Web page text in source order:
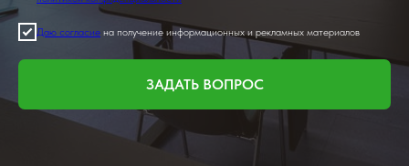
Даю согласие на получение информационных и рекламных материалов
ЗАДАТЬ ВОПРОС